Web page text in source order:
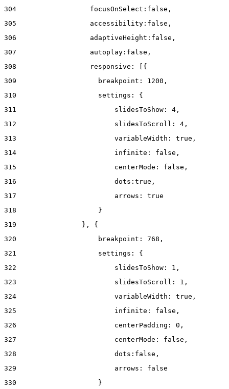
304
                  focusOnSelect:false,
305
                  accessibility:false,
306
                  adaptiveHeight:false,
307
                  autoplay:false,
308
                  responsive: [{
309
                    breakpoint: 1200,
310
                    settings: {
311
                        slidesToShow: 4,
312
                        slidesToScroll: 4,
313
                        variableWidth: true,
314
                        infinite: false,
315
                        centerMode: false,
316
                        dots:true,
317
                        arrows: true
318
                    }
319
                }, {
320
                    breakpoint: 768,
321
                    settings: {
322
                        slidesToShow: 1,
323
                        slidesToScroll: 1,
324
                        variableWidth: true,
325
                        infinite: false,
326
                        centerPadding: 0,
327
                        centerMode: false,
328
                        dots:false,
329
                        arrows: false
330
                    }